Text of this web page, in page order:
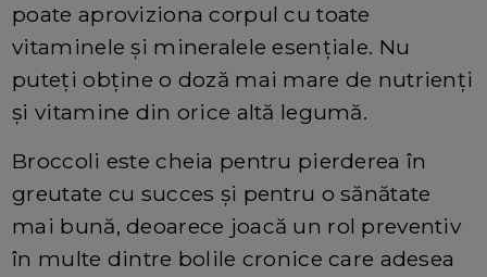
poate aproviziona corpul cu toate
vitaminele și mineralele esențiale. Nu
puteți obține o doză mai mare de nutrienți
și vitamine din orice altă legumă.
Broccoli este cheia pentru pierderea în
greutate cu succes și pentru o sănătate
mai bună, deoarece joacă un rol preventiv
în multe dintre bolile cronice care adesea